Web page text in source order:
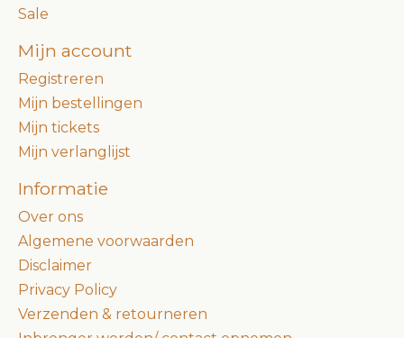
Sale
Mijn account
Registreren
Mijn bestellingen
Mijn tickets
Mijn verlanglijst
Informatie
Over ons
Algemene voorwaarden
Disclaimer
Privacy Policy
Verzenden & retourneren